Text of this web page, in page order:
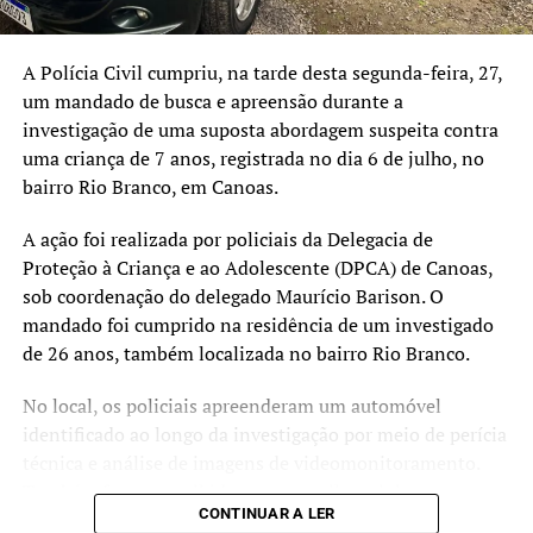
De acordo com dados do governo do Estado, os
investimentos no sistema penitenciário entre 2019 e
2026 superam R$ 1,4 bilhão, incluindo a construção de
novas unidades, ampliações e aquisição de
equipamentos.
A SEGUIR UP
10ª vítima de feminicídio no RS em 2026 é morta a
facadas em Santa Cruz do Sul
RS registra mais dois feminicídios em janeiro marcado
anos e são investigados, em tese, pelos crimes de
crime ou criminoso e infrações previstas na legislação
antirracismo. Até o momento, os fatos não foram
enquadrados na Lei de Terrorismo. A responsabilização
individual dependerá da análise pericial do material
apreendido e da conclusão do inquérito.
A Polícia Civil cumpriu, na tarde desta segunda-feira, 27,
um mandado de busca e apreensão durante a
investigação de uma suposta abordagem suspeita contra
uma criança de 7 anos, registrada no dia 6 de julho, no
bairro Rio Branco, em Canoas.
A ação foi realizada por policiais da Delegacia de
Proteção à Criança e ao Adolescente (DPCA) de Canoas,
sob coordenação do delegado Maurício Barison. O
mandado foi cumprido na residência de um investigado
de 26 anos, também localizada no bairro Rio Branco.
No local, os policiais apreenderam um automóvel
identificado ao longo da investigação por meio de perícia
Também foram recolhidos um aparelho celular e uma
câmera de monitoramento veicular. Segundo a Polícia
CONTINUAR A LER